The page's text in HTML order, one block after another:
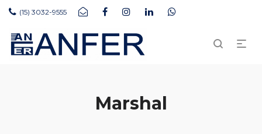
(15) 3032-9555
Marshal